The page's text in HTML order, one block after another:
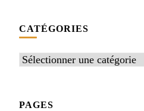
CATÉGORIES
Catégories
PAGES